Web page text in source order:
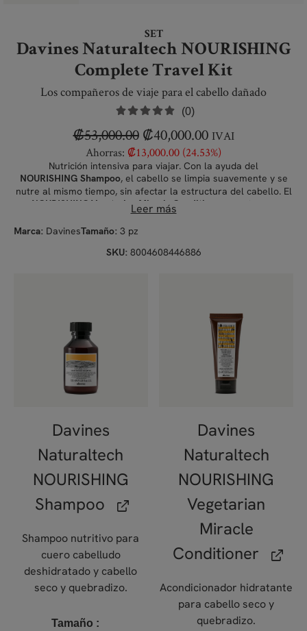
SET
Davines Naturaltech NOURISHING
Complete Travel Kit
Los compañeros de viaje para el cabello dañado
(0)
₡53,000.00 ₡40,000.00 IVAI
Ahorras: ₡13,000.00 (24.53%)
Nutrición intensiva para viajar. Con la ayuda del
NOURISHINGShampoo, el cabello se limpia suavemente y se
nutre al mismo tiempo, sin afectar la estructura del cabello. El
NOURISHING Vegetarian Miracle Conditioner
hidratación intensa y deja el cabello suave, brillante y fácil de
peinar. ElNOURISHING Keratin Sealer
aclarado y fortalece la estructura del cabello. Sella las
Leer más
Marca: DavinesTamaño: 3 pz
SKU: 8004608446886
Davines
Naturaltech
NOURISHING
Shampoo
Shampoo nutritivo para
cuero cabelludo
deshidratado y cabello
seco y quebradizo.
Tamaño
Davines
Naturaltech
NOURISHING
Vegetarian
Miracle
Conditioner
Acondicionador hidratante
para cabello seco y
quebradizo.